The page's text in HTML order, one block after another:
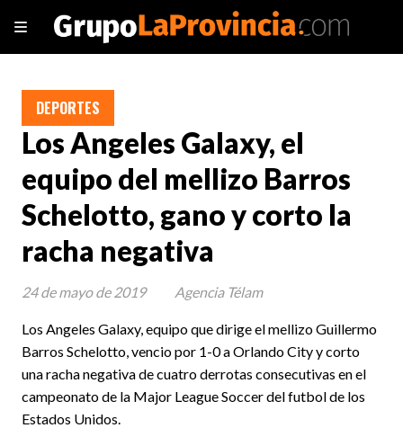
Los Angeles Galaxy, el
equipo del mellizo Barros
Schelotto, gano y corto la
racha negativa
Los Angeles Galaxy, equipo que dirige el mellizo Guillermo
Barros Schelotto, vencio por 1-0 a Orlando City y corto
una racha negativa de cuatro derrotas consecutivas en el
campeonato de la Major League Soccer del futbol de los
Estados Unidos.
DEPORTES
24 de mayo de 2019 Agencia Télam